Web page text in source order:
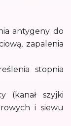
antygeny do
zapalenia
stopnia
(kanał szyjki
i siewu